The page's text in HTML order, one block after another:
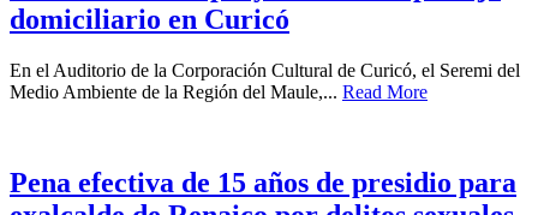
domiciliario en Curicó
En el Auditorio de la Corporación Cultural de Curicó, el Seremi del
Medio Ambiente de la Región del Maule,... Read More
Pena efectiva de 15 años de presidio para